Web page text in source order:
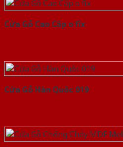
Cửa Gỗ Cao Cấp o fix
Cửa Gỗ Hàn Quốc 019